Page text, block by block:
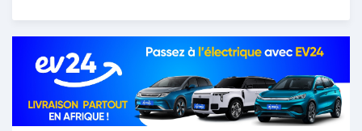
*Price excludes registration.
For more details, call us at 52565557 / 52540521 or
send us a message. Visit us at www.jbadal.mu for more
offers. Terms and conditions apply.